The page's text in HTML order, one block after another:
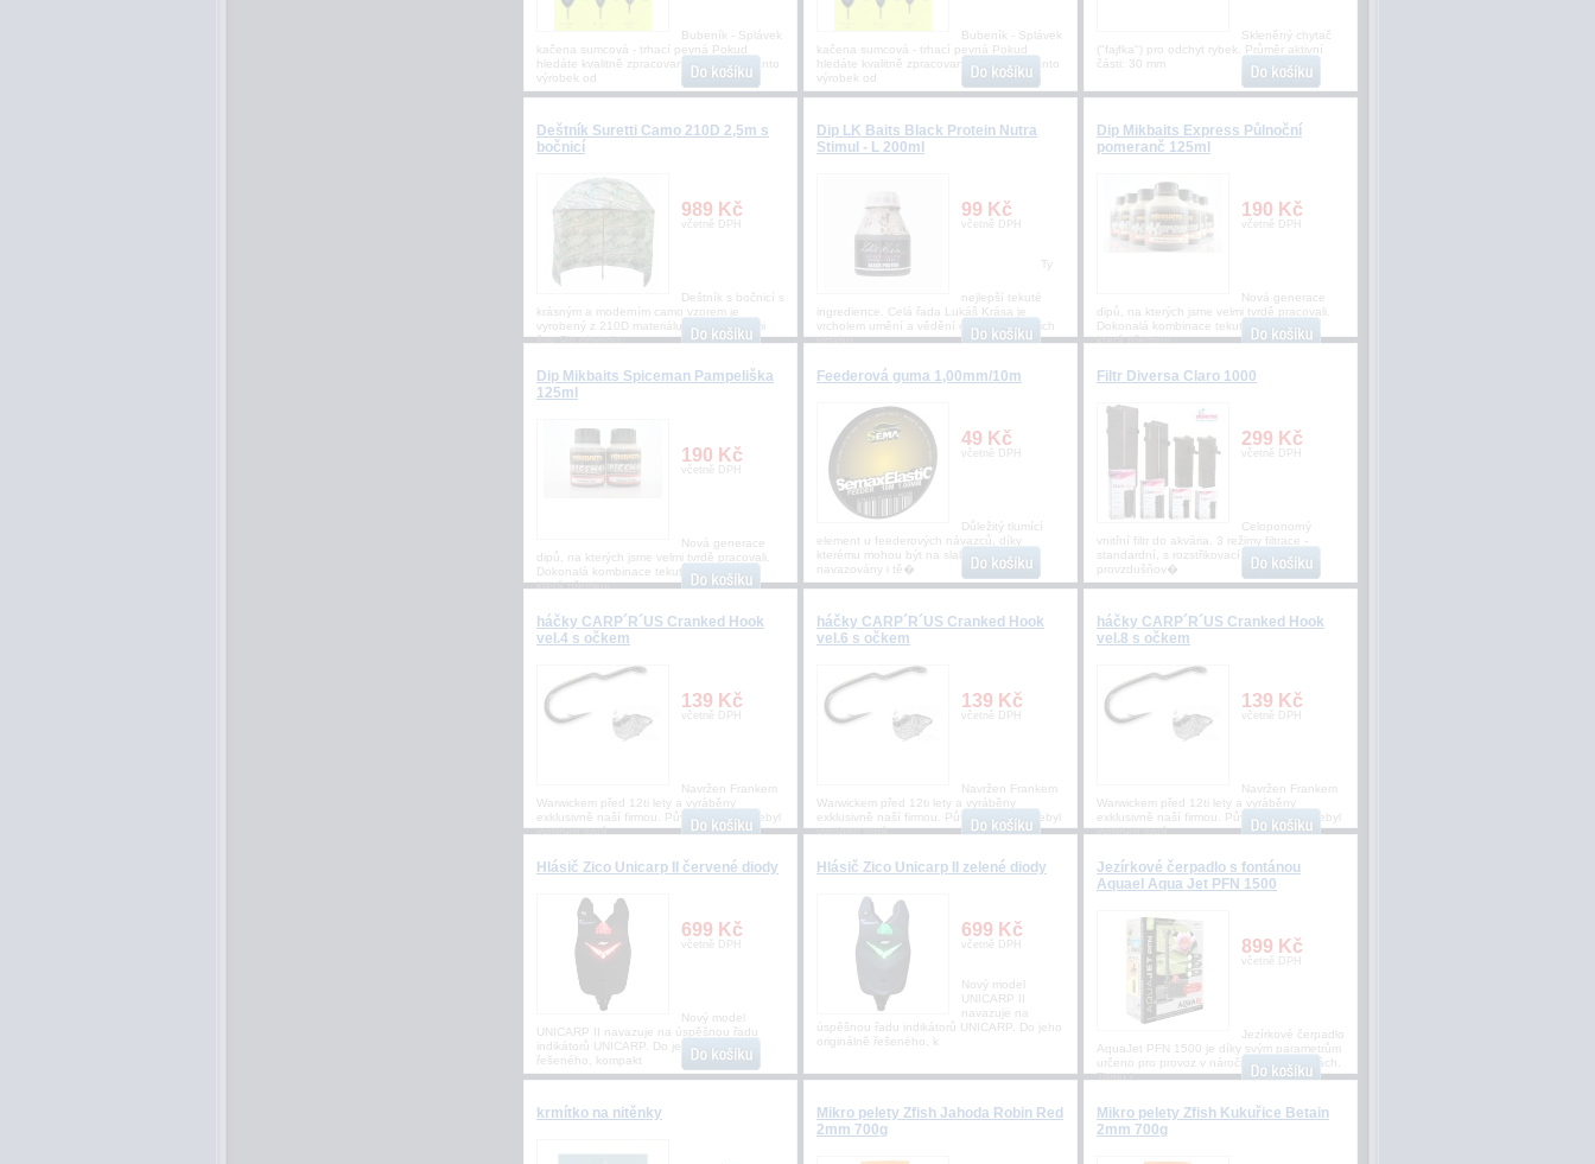
Bubeník - Splávek
kačena sumcová - trhací pevná Pokud
hledáte kvalitně zpracovaný splávek je tento
výrobek od
Bubeník - Splávek
kačena sumcová - trhací pevná Pokud
hledáte kvalitně zpracovaný splávek je tento
výrobek od
Skleněný chytač
("fajfka") pro odchyt rybek. Průměr aktivní
části: 30 mm
Deštník Suretti Camo 210D 2,5m s
bočnicí
989 Kč
včetně DPH
Deštník s bočnicí s
krásným a moderním camo vzorem je
vyrobený z 210D materiálu s podlepenými
švy. Po obvodu
Dip LK Baits Black Protein Nutra
Stimul - L 200ml
99 Kč
včetně DPH
Ty
nejlepší tekuté
ingredience. Celá řada Lukáš Krása je
vrcholem umění a vědění o kaprech a jejich
vztahu
Dip Mikbaits Express Půlnoční
pomeranč 125ml
190 Kč
včetně DPH
Nová generace
dipů, na kterých jsme velmi tvrdě pracovali.
Dokonalá kombinace tekutých atraktorů,
která přemluv
Dip Mikbaits Spiceman Pampeliška
125ml
190 Kč
včetně DPH
Nová generace
dipů, na kterých jsme velmi tvrdě pracovali.
Dokonalá kombinace tekutých atraktorů,
která přemluv
Feederová guma 1,00mm/10m
49 Kč
včetně DPH
Důležitý tlumící
element u feederových návazců, díky
kterému mohou být na slabším vlasci
navazovány i tě�
Filtr Diversa Claro 1000
299 Kč
včetně DPH
Celoponorný
vnitřní filtr do akvária. 3 režimy filtrace -
standardní, s rozstřikovací rampou a s
provzdušňov�
háčky CARP´R´US Cranked Hook
vel.4 s očkem
139 Kč
včetně DPH
Navržen Frankem
Warwickem před 12ti lety a vyráběny
exklusivně naší firmou. Původní háček nebyl
vyroben sprá
háčky CARP´R´US Cranked Hook
vel.6 s očkem
139 Kč
včetně DPH
Navržen Frankem
Warwickem před 12ti lety a vyráběny
exklusivně naší firmou. Původní háček nebyl
vyroben sprá
háčky CARP´R´US Cranked Hook
vel.8 s očkem
139 Kč
včetně DPH
Navržen Frankem
Warwickem před 12ti lety a vyráběny
exklusivně naší firmou. Původní háček nebyl
vyroben sprá
Hlásič Zico Unicarp II červené diody
699 Kč
včetně DPH
Nový model
UNICARP II navazuje na úspěšnou řadu
indikátorů UNICARP. Do jeho originálně
řešeného, kompakt
Hlásič Zico Unicarp II zelené diody
699 Kč
včetně DPH
Nový model
UNICARP II
navazuje na
úspěšnou řadu indikátorů UNICARP. Do jeho
originálně řešeného, k
Jezírkové čerpadlo s fontánou
Aquael Aqua Jet PFN 1500
899 Kč
včetně DPH
Jezírkové čerpadlo
AquaJet PFN 1500 je díky svým parametrům
určeno pro provoz v náročných podmínkách.
Tomu j
krmítko na nitěnky
Mikro pelety Zfish Jahoda Robin Red
2mm 700g
Mikro pelety Zfish Kukuřice Betain
2mm 700g